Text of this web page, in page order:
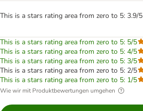
This is a stars rating area from zero to 5: 3.9/5
This is a stars rating area from zero to 5: 5/5
This is a stars rating area from zero to 5: 4/5
This is a stars rating area from zero to 5: 3/5
This is a stars rating area from zero to 5: 2/5
This is a stars rating area from zero to 5: 1/5
Wie wir mit Produktbewertungen umgehen